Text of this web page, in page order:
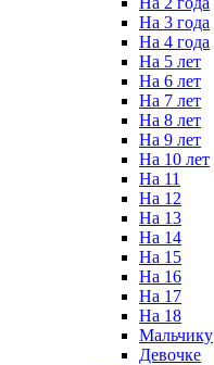
На 3 года
На 4 года
На 5 лет
На 6 лет
На 7 лет
На 8 лет
На 9 лет
На 10 лет
На 11
На 12
На 13
На 14
На 15
На 16
На 17
На 18
Мальчику
Девочке